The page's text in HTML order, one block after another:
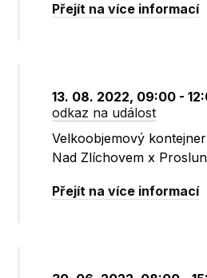
Přejít na více informací
13. 08. 2022, 09:00 -
odkaz na událost
Velkoobjemový
Nad Zlíchovem x
Přejít na více informací